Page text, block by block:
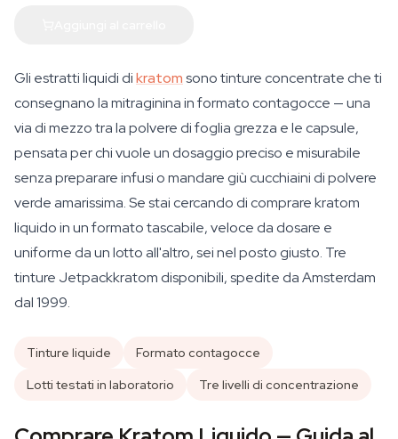
Gli estratti liquidi dikratomsono tinture concentrate che ti
consegnano la mitraginina in formato contagocce — una
via di mezzo tra la polvere di foglia grezza e le capsule,
pensata per chi vuole un dosaggio preciso e misurabile
senza preparare infusi o mandare giù cucchiaini di polvere
verde amarissima. Se stai cercando di comprare kratom
liquido in un formato tascabile, veloce da dosare e
uniforme da un lotto all'altro, sei nel posto giusto. Tre
tinture Jetpackkratom disponibili, spedite da Amsterdam
dal 1999.
Tinture liquide
Formato contagocce
Lotti testati in laboratorio
Tre livelli di concentrazione